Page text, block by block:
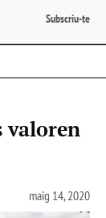
Subscriu-te
valoren
maig 14, 2020